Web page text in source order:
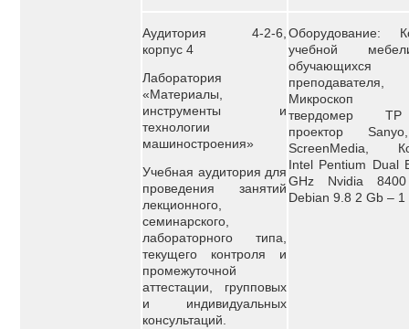
Аудитория 4-2-6,
корпус 4
Лаборатория
«Материалы,
инструменты и
технологии
машиностроения»
Учебная аудитория для
проведения занятий
лекционного,
семинарского,
лабораторного типа,
текущего контроля и
промежуточной
аттестации, групповых
и индивидуальных
консультаций.
Оборудование:
учебной
Микроскоп
твердомер
проектор
ScreenMedia,
Intel Pentium Dual
GHz Nvidia
Debian 9.8 2 Gb –